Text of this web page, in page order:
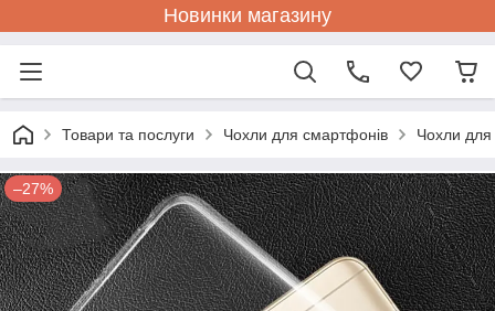
Новинки магазину
Товари та послуги Чохли для смартфонів Чохли
–27%